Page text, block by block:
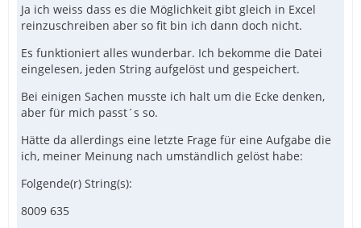
Ja ich weiss dass es die Möglichkeit gibt gleich in Excel
reinzuschreiben aber so fit bin ich dann doch nicht.
Es funktioniert alles wunderbar. Ich bekomme die Datei
eingelesen, jeden String aufgelöst und gespeichert.
Bei einigen Sachen musste ich halt um die Ecke denken,
aber für mich passt´s so.
Hätte da allerdings eine letzte Frage für eine Aufgabe die
ich, meiner Meinung nach umständlich gelöst habe:
Folgende(r) String(s):
8009 635